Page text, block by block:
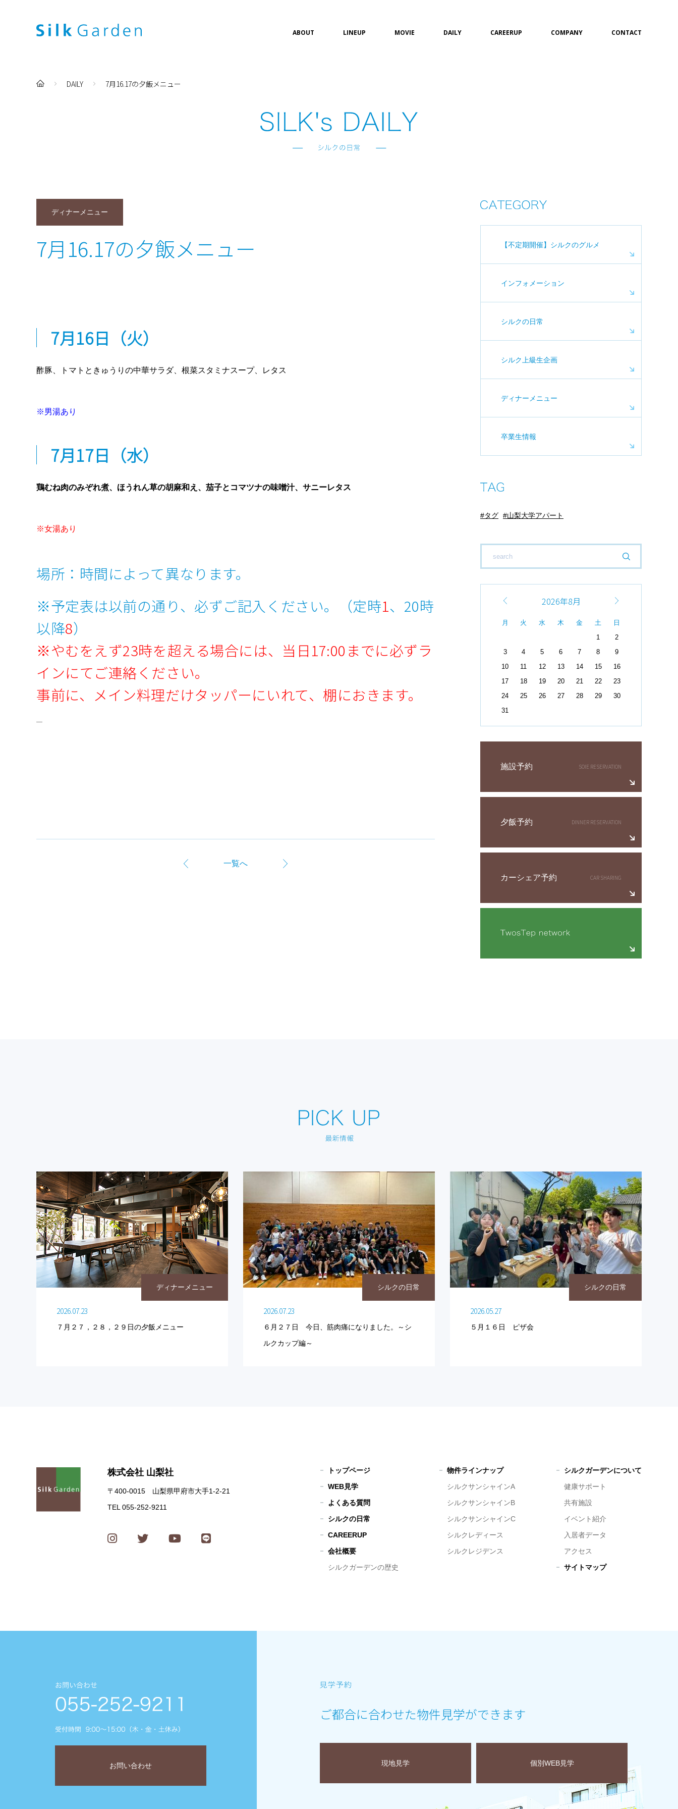
ABOUT LINEUP MOVIE DAILY CAREERUP COMPANY CONTACT
DAILY 7月16.17の夕飯メニュー
ディナーメニュー
7月16.17の夕飯メニュー
7月16日 （火）
酢豚、トマトときゅうりの中華サラダ、根菜スタミナスープ、レタス
※男湯あり
7月17日 （水）
鶏むね肉のみぞれ煮、ほうれん草の胡麻和え、茄子とコマツナの味噌汁、サニーレタス
※女湯あり
場所：時間によって異なります。
※予定表は以前の通り、必ずご記入ください。（定時1、20時
以降8）
※やむをえず23時を超える場合には、当日17:00までに必ずラ
インにてご連絡ください。
事前に、メイン料理だけタッパーにいれて、棚におきます。
一覧へ
【不定期開催】シルクのグルメ
インフォメーション
シルクの日常
シルク上級生企画
ディナーメニュー
卒業生情報
タグ 山梨大学アパート
2026年8月
月 火 水 木 金 土
日
1
2
3
4 5 6 7 8
9
10
11 12 13 14 15
16
17
18 19 20 21 22
23
24
25 26 27 28 29
30
31
« 7月
施設予約
夕飯予約
カーシェア予約
ディナーメニュー
2026.07.23
７月２７，２８，２９日の夕飯メニュー
シルクの日常
2026.07.23
６月２７日 今日、筋肉痛になりました。～シ
ルクカップ編～
シルクの日常
2026.05.27
５月１６日 ピザ会
株式会社 山梨社
〒400-0015 山梨県甲府市大手1-2-21
TEL 055-252-9211
トップページ
WEB見学
よくある質問
シルクの日常
CAREERUP
会社概要
シルクガーデンの歴史
物件ラインナップ
シルクサンシャインA
シルクサンシャインB
シルクサンシャインC
シルクレディース
シルクレジデンス
シルクガーデンについて
健康サポート
共有施設
イベント紹介
入居者データ
アクセス
サイトマップ
お問い合わせ
ご都合に合わせた物件見学ができます
現地見学 個別WEB見学